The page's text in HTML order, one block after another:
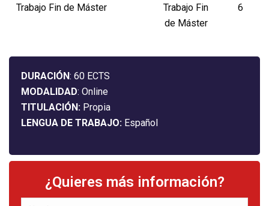
Trabajo Fin de Máster
Trabajo Fin
de Máster
6
DURACIÓN: 60 ECTS
MODALIDAD: Online
TITULACIÓN: Propia
LENGUA DE TRABAJO: Español
¿Quieres más información?